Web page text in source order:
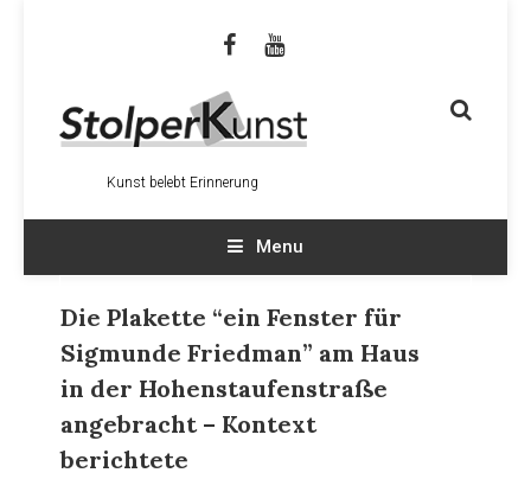
Kunst belebt Erinnerung
Menu
Die Plakette “ein Fenster für
Sigmunde Friedman” am Haus
in der Hohenstaufenstraße
angebracht – Kontext
berichtete